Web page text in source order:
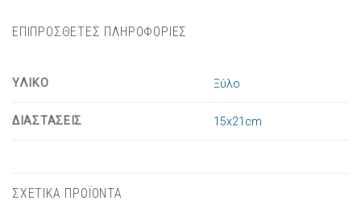
ΕΠΙΠΡΟΣΘΕΤΕΣ ΠΛΗΡΟΦΟΡΙΕΣ
ΥΛΙΚΟ Ξύλο
ΔΙΑΣΤΑΣΕΙΣ 15x21cm
ΣΧΕΤΙΚΑ ΠΡΟΪΟΝΤΑ